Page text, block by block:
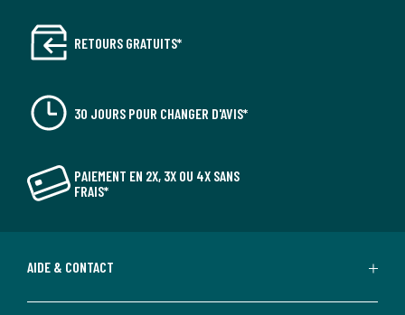
RETOURS GRATUITS*
30 JOURS POUR CHANGER D'AVIS*
PAIEMENT EN 2X, 3X OU 4X SANS
FRAIS*
AIDE & CONTACT